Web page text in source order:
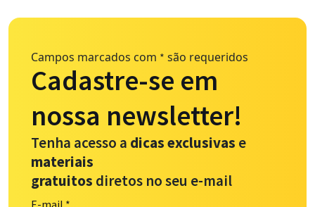
Campos marcados com * são requeridos
Cadastre-se em
nossa newsletter!
Tenha acesso a dicas exclusivas e
materiais
gratuitos diretos no seu e-mail
E-mail *